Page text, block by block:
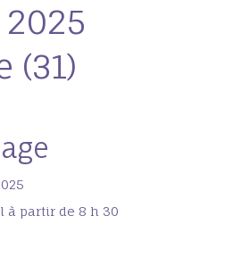
(31)
à partir de 8 h 30